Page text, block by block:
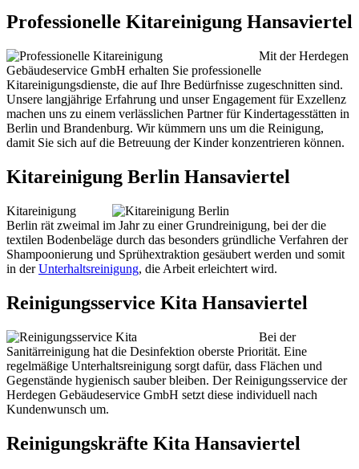
Professionelle Kitareinigung Hansaviertel
Mit der Herdegen
Gebäudeservice GmbH erhalten Sie professionelle
Kitareinigungsdienste, die auf Ihre Bedürfnisse zugeschnitten sind.
Unsere langjährige Erfahrung und unser Engagement für Exzellenz
machen uns zu einem verlässlichen Partner für Kindertagesstätten in
Berlin und Brandenburg. Wir kümmern uns um die Reinigung,
damit Sie sich auf die Betreuung der Kinder konzentrieren können.
Kitareinigung Berlin Hansaviertel
Kitareinigung
Berlin rät zweimal im Jahr zu einer Grundreinigung, bei der die
textilen Bodenbeläge durch das besonders gründliche Verfahren der
Shampoonierung und Sprühextraktion gesäubert werden und somit
in derUnterhaltsreinigung, die Arbeit erleichtert wird.
Reinigungsservice Kita Hansaviertel
Bei der
Sanitärreinigung hat die Desinfektion oberste Priorität. Eine
regelmäßige Unterhaltsreinigung sorgt dafür, dass Flächen und
Gegenstände hygienisch sauber bleiben. Der Reinigungsservice der
Herdegen Gebäudeservice GmbH setzt diese individuell nach
Kundenwunsch um.
Reinigungskräfte Kita Hansaviertel